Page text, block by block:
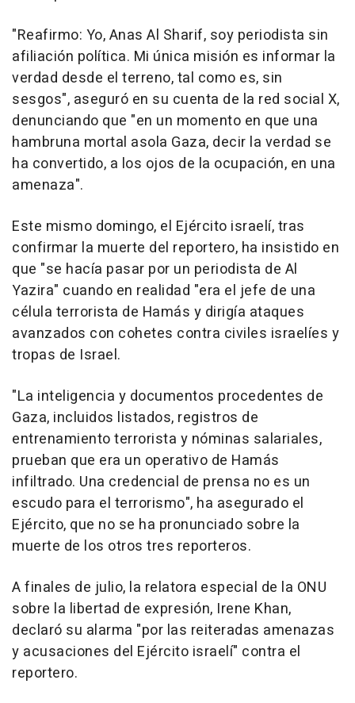
"Reafirmo: Yo, Anas Al Sharif, soy periodista sin
afiliación política. Mi única misión es informar la
verdad desde el terreno, tal como es, sin
sesgos", aseguró en su cuenta de la red social X,
denunciando que "en un momento en que una
hambruna mortal asola Gaza, decir la verdad se
ha convertido, a los ojos de la ocupación, en una
amenaza".
Este mismo domingo, el Ejército israelí, tras
confirmar la muerte del reportero, ha insistido en
que "se hacía pasar por un periodista de Al
Yazira" cuando en realidad "era el jefe de una
célula terrorista de Hamás y dirigía ataques
avanzados con cohetes contra civiles israelíes y
tropas de Israel.
"La inteligencia y documentos procedentes de
Gaza, incluidos listados, registros de
entrenamiento terrorista y nóminas salariales,
prueban que era un operativo de Hamás
infiltrado. Una credencial de prensa no es un
escudo para el terrorismo", ha asegurado el
Ejército, que no se ha pronunciado sobre la
muerte de los otros tres reporteros.
A finales de julio, la relatora especial de la ONU
sobre la libertad de expresión, Irene Khan,
declaró su alarma "por las reiteradas amenazas
y acusaciones del Ejército israelí" contra el
reportero.